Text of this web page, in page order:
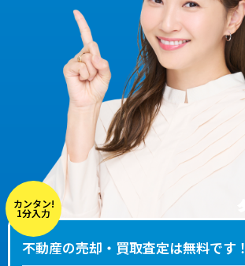
カンタン!
1分入力
不動産の売却・買取査定は無料です！